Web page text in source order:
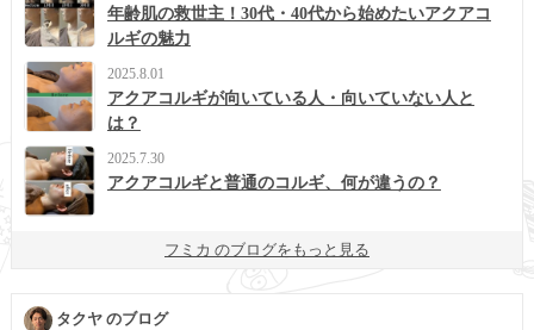
年齢肌の救世主！30代・40代から始めたいアクアコ
ルギの魅力
2025.8.01
アクアコルギが向いている人・向いていない人と
は？
2025.7.30
アクアコルギと普通のコルギ、何が違うの？
フミカ のブログをもっと見る
タクヤ のブログ